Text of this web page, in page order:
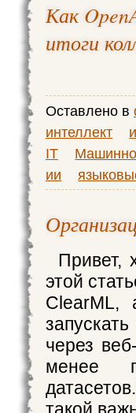
Как
итоги
Оставлено в
интеллект
IT
ии
Привет,
этой
ClearML,
через
менее